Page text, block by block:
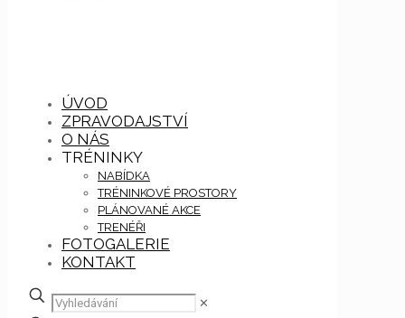
ÚVOD
ZPRAVODAJSTVÍ
O NÁS
TRÉNINKY
NABÍDKA
TRÉNINKOVÉ PROSTORY
PLÁNOVANÉ AKCE
TRENÉŘI
FOTOGALERIE
KONTAKT
✕